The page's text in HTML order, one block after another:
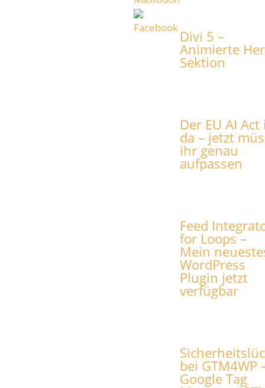
Divi 5 –
Animierte
Sektion
Der EU AI Act
da – jetzt
ihr genau
aufpassen
Feed
for Loops –
Mein
WordPress
Plugin jetzt
verfügbar
bei GTM4WP
Google Tag